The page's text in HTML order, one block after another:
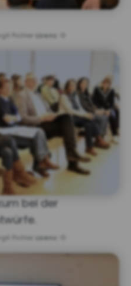
Pichler Lizenz:
bei der
Pichler Lizenz: